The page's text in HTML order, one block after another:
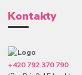
Kontakty
+420 792 370 790